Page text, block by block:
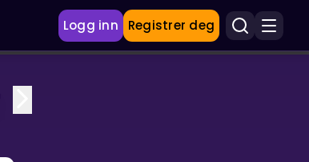
Logg inn Registrer deg